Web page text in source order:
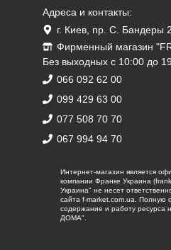
Адреса и контакты:
г. Киев, пр. С. Бандеры
Фирменный магазин
Без выходных с 10:00 до
066 092 62 00
099 429 63 00
077 508 70 70
067 994 94 70
Интернет-магазин является
компании Франке Украина
Украина" не несет
сайта f-market.com.ua. Полную
содержание и работу
ДОМА".